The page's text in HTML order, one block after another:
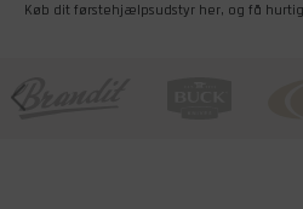
Køb dit førstehjælpsudstyr her, og få